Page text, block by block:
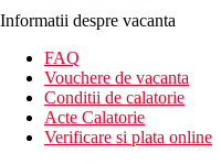
Informatii despre vacanta
FAQ
Vouchere de vacanta
Conditii de calatorie
Acte Calatorie
Verificare si plata online